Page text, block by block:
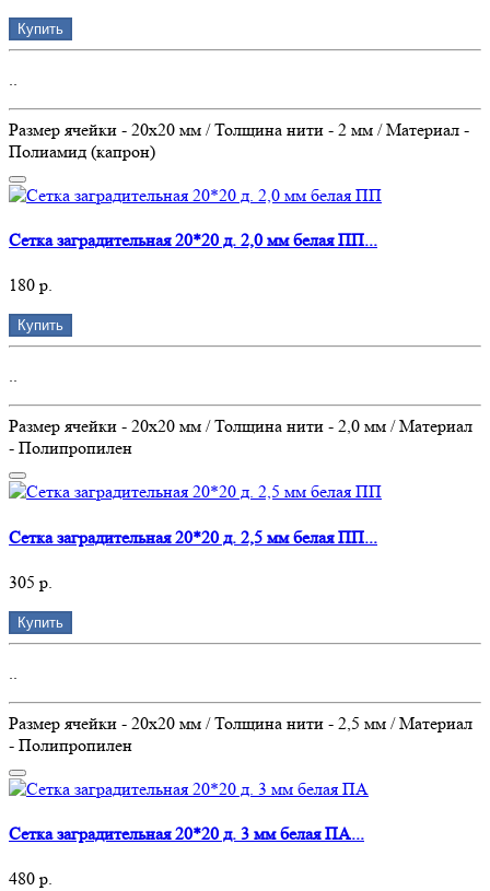
Купить
..
Размер ячейки - 20х20 мм / Толщина нити - 2 мм / Материал -
Полиамид (капрон)
Сетка заградительная 20*20 д. 2,0 мм белая ПП...
180 р.
Купить
..
Размер ячейки - 20х20 мм / Толщина нити - 2,0 мм / Материал
- Полипропилен
Сетка заградительная 20*20 д. 2,5 мм белая ПП...
305 р.
Купить
..
Размер ячейки - 20х20 мм / Толщина нити - 2,5 мм / Материал
- Полипропилен
Сетка заградительная 20*20 д. 3 мм белая ПА...
480 р.